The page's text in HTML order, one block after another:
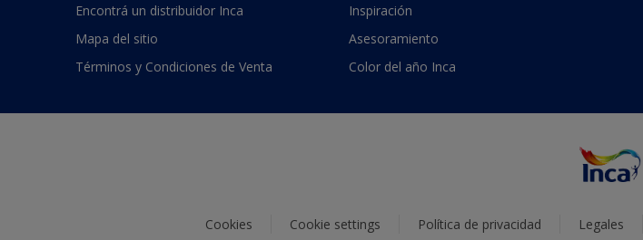
Encontrá un distribuidor Inca
Mapa del sitio
Términos y Condiciones de Venta
Inspiración
Asesoramiento
Color del año Inca
Cookies Cookie settings Política de privacidad Legales